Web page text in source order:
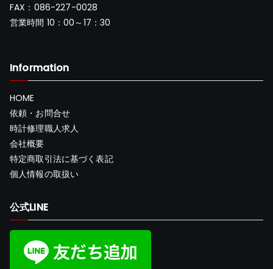
FAX：086-227-0028
営業時間 10：00～17：30
Information
HOME
依頼・お問合せ
時計修理職人求人
会社概要
特定商取引法に基づく表記
個人情報の取扱い
公式LINE